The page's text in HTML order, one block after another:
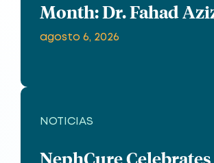
Month: Dr. Fahad
agosto 6, 2026
NOTICIAS
NephCure Celebrates